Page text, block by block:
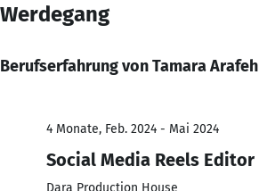
Werdegang
Berufserfahrung von Tamara Arafeh
4 Monate, Feb. 2024 - Mai 2024
Social Media Reels Editor
Dara Production House